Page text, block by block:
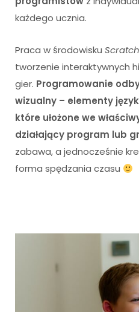
każdego ucznia.
Praca w środowisku Scratch
tworzenie interaktywnych
gier. Programowanie
wizualny – elementy
które ułożone we
działający program lub
zabawa, a jednocześnie
forma spędzania czasu